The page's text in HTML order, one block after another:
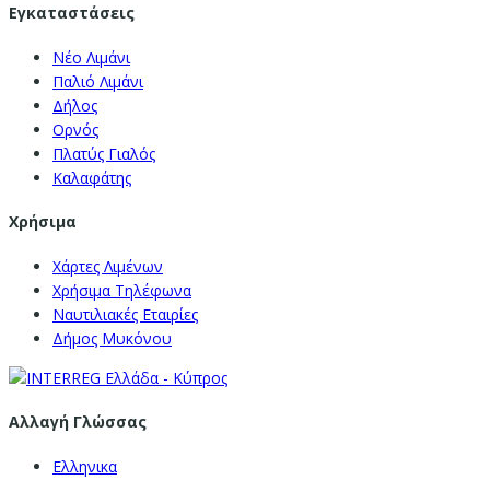
Εγκαταστάσεις
Νέο Λιμάνι
Παλιό Λιμάνι
Δήλος
Ορνός
Πλατύς Γιαλός
Καλαφάτης
Χρήσιμα
Χάρτες Λιμένων
Χρήσιμα Τηλέφωνα
Ναυτιλιακές Εταιρίες
Δήμος Μυκόνου
Αλλαγή Γλώσσας
Ελληνικα